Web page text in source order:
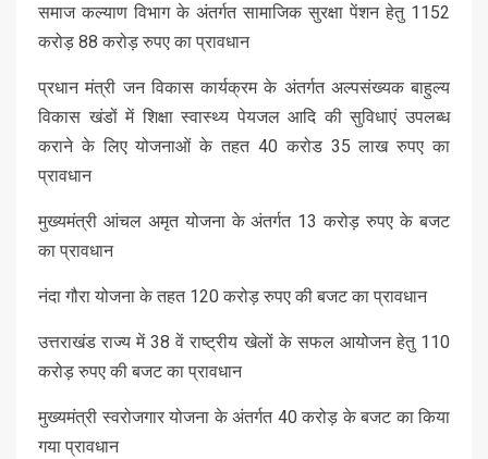
समाज कल्याण विभाग के अंतर्गत सामाजिक सुरक्षा पेंशन हेतु 1152
करोड़ 88 करोड़ रुपए का प्रावधान
प्रधान मंत्री जन विकास कार्यक्रम के अंतर्गत अल्पसंख्यक बाहुल्य
विकास खंडों में शिक्षा स्वास्थ्य पेयजल आदि की सुविधाएं उपलब्ध
कराने के लिए योजनाओं के तहत 40 करोड 35 लाख रुपए का
प्रावधान
मुख्यमंत्री आंचल अमृत योजना के अंतर्गत 13 करोड़ रुपए के बजट
का प्रावधान
नंदा गौरा योजना के तहत 120 करोड़ रुपए की बजट का प्रावधान
उत्तराखंड राज्य में 38 वें राष्ट्रीय खेलों के सफल आयोजन हेतु 110
करोड़ रुपए की बजट का प्रावधान
मुख्यमंत्री स्वरोजगार योजना के अंतर्गत 40 करोड़ के बजट का किया
गया प्रावधान